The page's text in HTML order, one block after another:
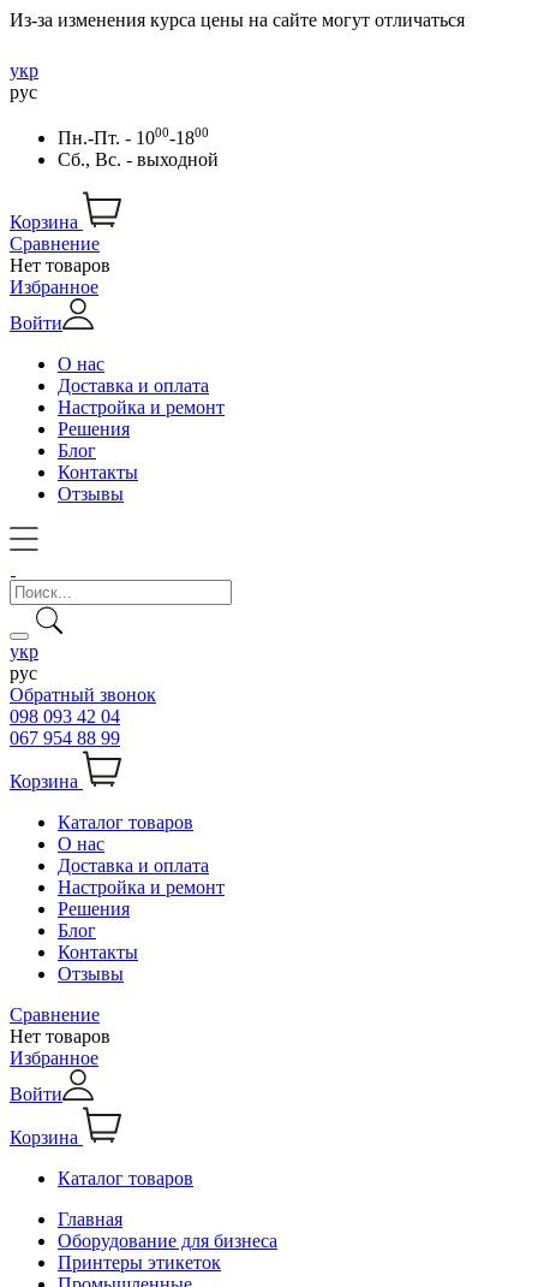
Из-за изменения курса цены на сайте могут отличаться
укр
рус
Пн.-Пт. - 1000-1800
Сб., Вс. - выходной
Корзина
Сравнение
Нет товаров
Избранное
Войти
О нас
Доставка и оплата
Настройка и ремонт
Решения
Блог
Контакты
Отзывы
укр
рус
Обратный звонок
098 093 42 04
067 954 88 99
Корзина
Каталог товаров
О нас
Доставка и оплата
Настройка и ремонт
Решения
Блог
Контакты
Отзывы
Сравнение
Нет товаров
Избранное
Войти
Корзина
Каталог товаров
Главная
Оборудование для бизнеса
Принтеры этикеток